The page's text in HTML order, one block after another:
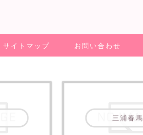
サイトマップ お問い合わせ
三浦春馬